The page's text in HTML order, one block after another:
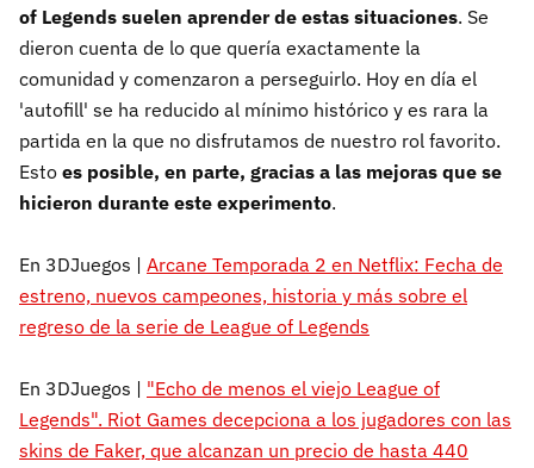
of Legends suelen aprender de estas situaciones. Se
dieron cuenta de lo que quería exactamente la
comunidad y comenzaron a perseguirlo. Hoy en día el
'autofill' se ha reducido al mínimo histórico y es rara la
partida en la que no disfrutamos de nuestro rol favorito.
Esto es posible, en parte, gracias a las mejoras que se
hicieron durante este experimento.
En 3DJuegos | Arcane Temporada 2 en Netflix: Fecha de
estreno, nuevos campeones, historia y más sobre el
regreso de la serie de League of Legends
En 3DJuegos | "Echo de menos el viejo League of
Legends". Riot Games decepciona a los jugadores con las
skins de Faker, que alcanzan un precio de hasta 440